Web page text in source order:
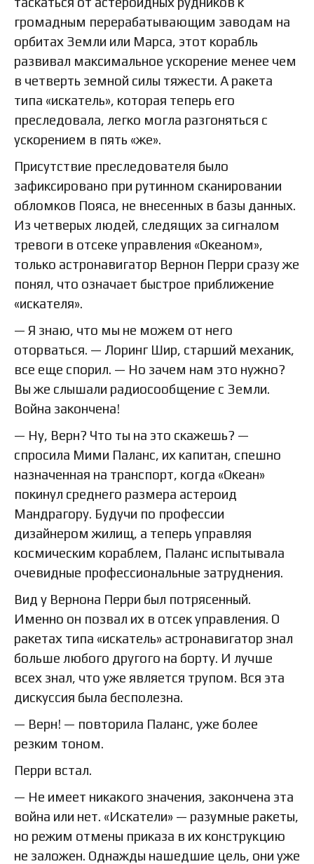
громадным перерабатывающим заводам на
орбитах Земли или Марса, этот корабль
развивал максимальное ускорение менее чем
в четверть земной силы тяжести. А ракета
типа «искатель», которая теперь его
преследовала, легко могла разгоняться с
ускорением в пять «же».
Присутствие преследователя было
зафиксировано при рутинном сканировании
обломков Пояса, не внесенных в базы данных.
Из четверых людей, следящих за сигналом
тревоги в отсеке управления «Океаном»,
только астронавигатор Вернон Перри сразу же
понял, что означает быстрое приближение
«искателя».
— Я знаю, что мы не можем от него
оторваться. — Лоринг Шир, старший механик,
все еще спорил. — Но зачем нам это нужно?
Вы же слышали радиосообщение с Земли.
Война закончена!
— Ну, Верн? Что ты на это скажешь? —
спросила Мими Паланс, их капитан, спешно
назначенная на транспорт, когда «Океан»
покинул среднего размера астероид
Мандрагору. Будучи по профессии
дизайнером жилищ, а теперь управляя
космическим кораблем, Паланс испытывала
очевидные профессиональные затруднения.
Вид у Вернона Перри был потрясенный.
Именно он позвал их в отсек управления. О
ракетах типа «искатель» астронавигатор знал
больше любого другого на борту. И лучше
всех знал, что уже является трупом. Вся эта
дискуссия была бесполезна.
— Верн! — повторила Паланс, уже более
резким тоном.
Перри встал.
— Не имеет никакого значения, закончена эта
война или нет. «Искатели» — разумные ракеты,
но режим отмены приказа в их конструкцию
не заложен. Однажды нашедшие цель, они уже